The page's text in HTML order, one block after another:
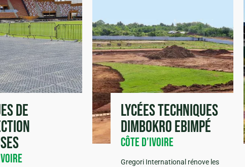
de
Lycées Techniques
Dimbokro Ebimpé
Côte d’Ivoire
Gregori International rénove les